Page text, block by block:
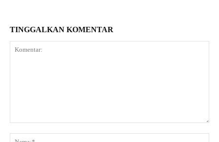
TINGGALKAN KOMENTAR